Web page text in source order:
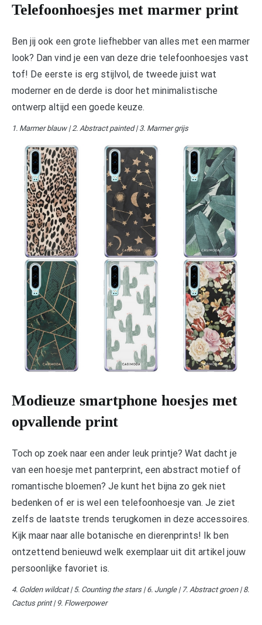
Telefoonhoesjes met marmer print
Ben jij ook een grote liefhebber van alles met een marmer
look? Dan vind je een van deze drie telefoonhoesjes vast
tof! De eerste is erg stijlvol, de tweede juist wat
moderner en de derde is door het minimalistische
ontwerp altijd een goede keuze.
1. Marmer blauw | 2. Abstract painted | 3. Marmer grijs
Modieuze smartphone hoesjes met
opvallende print
Toch op zoek naar een ander leuk printje? Wat dacht je
van een hoesje met panterprint, een abstract motief of
romantische bloemen? Je kunt het bijna zo gek niet
bedenken of er is wel een telefoonhoesje van. Je ziet
zelfs de laatste trends terugkomen in deze accessoires.
Kijk maar naar alle botanische en dierenprints! Ik ben
ontzettend benieuwd welk exemplaar uit dit artikel jouw
persoonlijke favoriet is.
4. Golden wildcat | 5. Counting the stars | 6. Jungle | 7. Abstract groen | 8.
Cactus print | 9. Flowerpower